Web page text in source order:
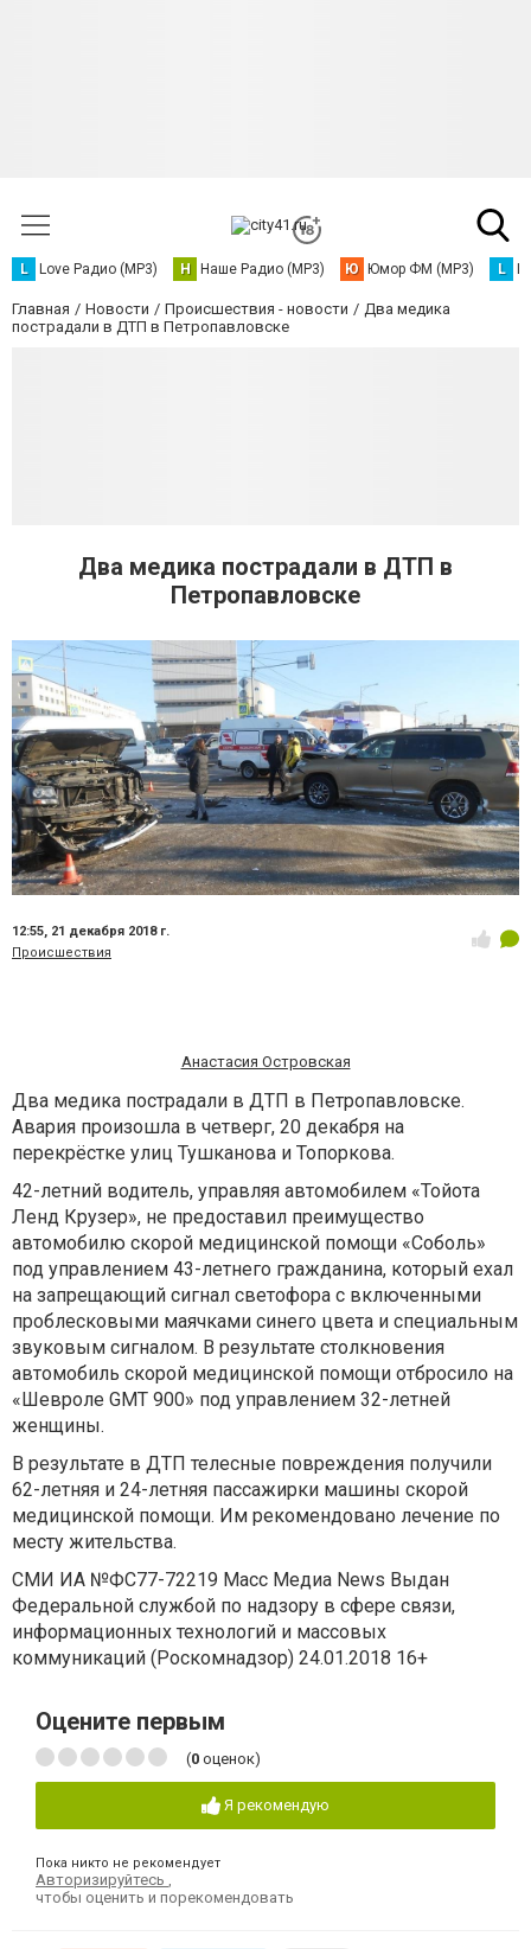
L Love Радио (MP3) Н Наше Радио (MP3) Ю Юмор ФМ (MP3) L
Главная Новости Происшествия - новости
Два медика
пострадали в ДТП в Петропавловске
Два медика пострадали в ДТП в
Петропавловске
12:55, 21 декабря 2018 г.
Происшествия
Анастасия Островская
Два медика пострадали в ДТП в Петропавловске.
Авария произошла в четверг, 20 декабря на
перекрёстке улиц Тушканова и Топоркова.
42-летний водитель, управляя автомобилем «Тойота
Ленд Крузер», не предоставил преимущество
автомобилю скорой медицинской помощи «Соболь»
под управлением 43-летнего гражданина, который ехал
на запрещающий сигнал светофора с включенными
проблесковыми маячками синего цвета и специальным
звуковым сигналом. В результате столкновения
автомобиль скорой медицинской помощи отбросило на
«Шевроле GMT 900» под управлением 32-летней
женщины.
В результате в ДТП телесные повреждения получили
62-летняя и 24-летняя пассажирки машины скорой
медицинской помощи. Им рекомендовано лечение по
месту жительства.
СМИ ИА №ФС77-72219 Масс Медиа News Выдан
Федеральной службой по надзору в сфере связи,
информационных технологий и массовых
коммуникаций (Роскомнадзор) 24.01.2018 16+
Оцените первым
(0 оценок)
Я рекомендую
Пока никто не рекомендует
Авторизируйтесь ,
чтобы оценить и порекомендовать